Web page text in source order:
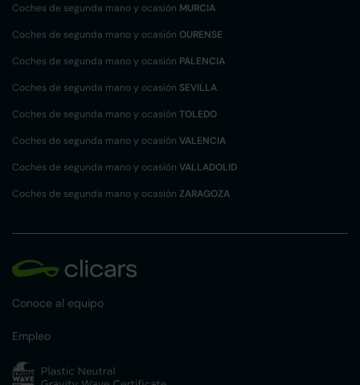
Coches de segunda mano y ocasión MURCIA
Coches de segunda mano y ocasión OURENSE
Coches de segunda mano y ocasión PALENCIA
Coches de segunda mano y ocasión SEVILLA
Coches de segunda mano y ocasión TOLEDO
Coches de segunda mano y ocasión VALENCIA
Coches de segunda mano y ocasión VALLADOLID
Coches de segunda mano y ocasión ZARAGOZA
Conoce al equipo
Empleo